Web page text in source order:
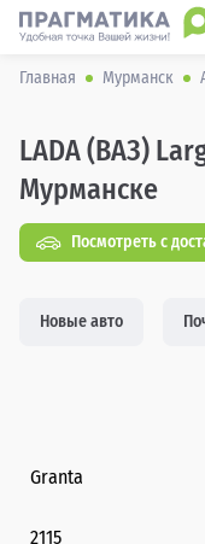
Главная Мурманск
LADA (ВАЗ)
Мурманске
Посмотреть с
Новые авто
Granta
2115